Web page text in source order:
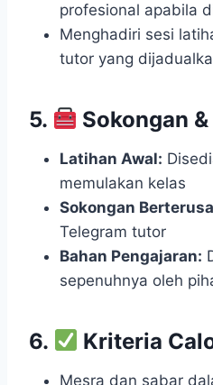
profesional apabila
Menghadiri sesi
tutor yang
5. Sokongan
Latihan Awal:
memulakan kelas
Sokongan
Telegram tutor
Bahan Pengajaran:
sepenuhnya oleh
6. Kriteria
Mesra dan sabar